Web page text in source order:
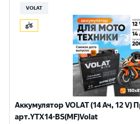
VOLAT
Аккумулятор VOLAT (14 Ач, 12 V)
арт.YTX14-BS(MF)Volat